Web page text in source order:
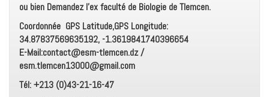
ou bien Demandez l’ex faculté de Biologie de Tlemcen.
Coordonnée GPS Latitude,GPS Longitude:
34.87837569635192, -1.3619841740396654
E-Mail:contact@esm-tlemcen.dz /
esm.tlemcen13000@gmail.com
Tél: +213 (0)43-21-16-47